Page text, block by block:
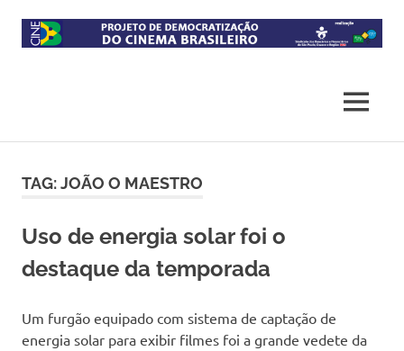
content
brasileiro
MENU
TAG:JOÃO O MAESTRO
Uso de energia solar foi o
destaque da temporada
Um furgão equipado com sistema de captação de
energia solar para exibir filmes foi a grande vedete da